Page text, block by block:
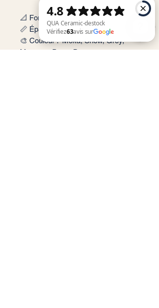
📐 Format: 60x120 cm
📏 Épaisseur : 9 mm
🎨 Couleur : Moka, Snow, Grey,
Marengo, Bone, Desert